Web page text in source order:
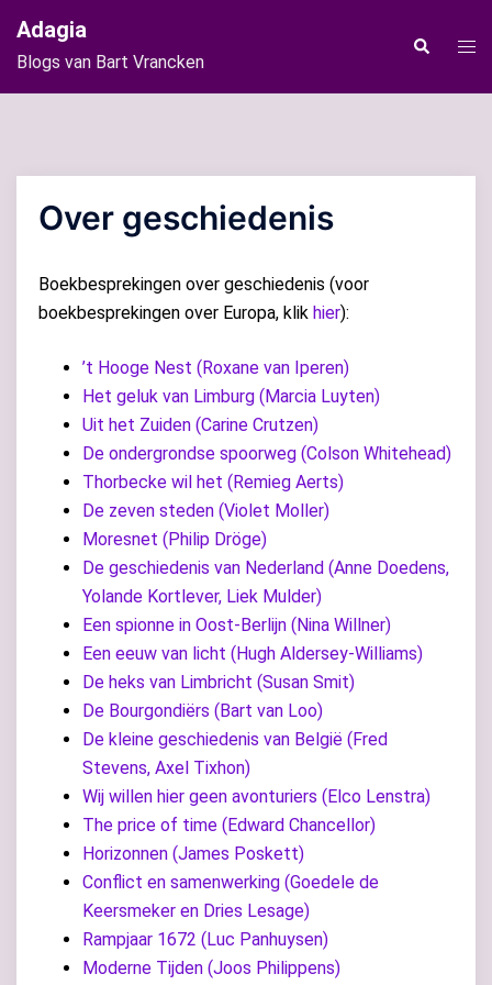
naar
de
inhoud
Adagia
Blogs van Bart Vrancken
Zoeken
Over geschiedenis
Boekbesprekingen over geschiedenis (voor
boekbesprekingen over Europa, klik hier):
’t Hooge Nest (Roxane van Iperen)
Het geluk van Limburg (Marcia Luyten)
Uit het Zuiden (Carine Crutzen)
De ondergrondse spoorweg (Colson Whitehead)
Thorbecke wil het (Remieg Aerts)
De zeven steden (Violet Moller)
Moresnet (Philip Dröge)
De geschiedenis van Nederland (Anne Doedens,
Yolande Kortlever, Liek Mulder)
Een spionne in Oost-Berlijn (Nina Willner)
Een eeuw van licht (Hugh Aldersey-Williams)
De heks van Limbricht (Susan Smit)
De Bourgondiërs (Bart van Loo)
De kleine geschiedenis van België (Fred
Stevens, Axel Tixhon)
Wij willen hier geen avonturiers (Elco Lenstra)
The price of time (Edward Chancellor)
Horizonnen (James Poskett)
Conflict en samenwerking (Goedele de
Keersmeker en Dries Lesage)
Rampjaar 1672 (Luc Panhuysen)
Moderne Tijden (Joos Philippens)